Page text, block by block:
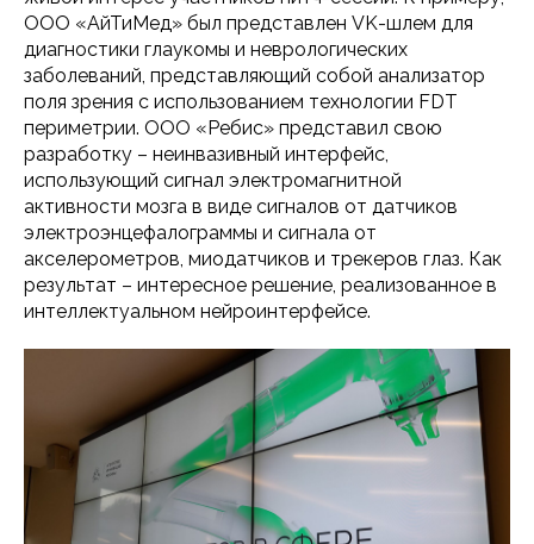
ООО «АйТиМед» был представлен VK-шлем для
диагностики глаукомы и неврологических
заболеваний, представляющий собой анализатор
поля зрения с использованием технологии FDT
периметрии. ООО «Ребис» представил свою
разработку – неинвазивный интерфейс,
использующий сигнал электромагнитной
активности мозга в виде сигналов от датчиков
электроэнцефалограммы и сигнала от
акселерометров, миодатчиков и трекеров глаз. Как
результат – интересное решение, реализованное в
интеллектуальном нейроинтерфейсе.